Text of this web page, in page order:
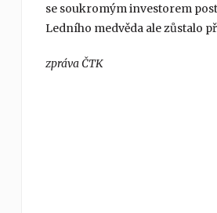
se soukromým investorem
Ledního medvěda ale zůstalo
zpráva ČTK